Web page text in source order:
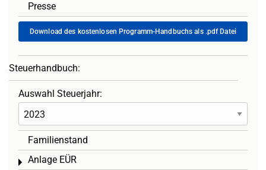
Presse
Download des kostenlosen Programm-Handbuchs als .pdf Datei
Steuerhandbuch:
Auswahl Steuerjahr:
Familienstand
Anlage EÜR
Toggle menu